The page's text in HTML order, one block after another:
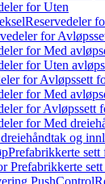
for Uten
Reservedeler
for
for Med
for Uten
for Avløpssett
for Med
for Avløpssett
for Med
og
Prefabrikkerte
Prefabrikkerte
PushControl